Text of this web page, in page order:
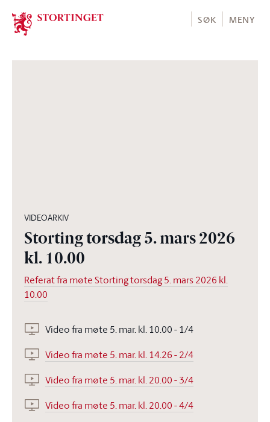
Stortinget.no
SØK MENY
VIDEOARKIV
Storting torsdag 5. mars 2026
kl. 10.00
Referat fra møte Storting torsdag 5. mars 2026 kl.
10.00
Video fra møte 5. mar. kl. 10.00 - 1/4
Video fra møte 5. mar. kl. 14.26 - 2/4
Video fra møte 5. mar. kl. 20.00 - 3/4
Video fra møte 5. mar. kl. 20.00 - 4/4